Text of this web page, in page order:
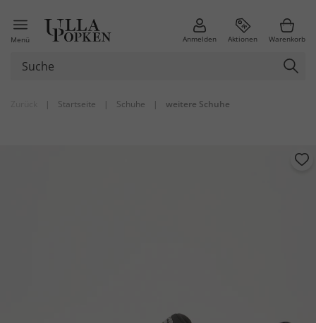
Menü Anmelden Aktionen Warenkorb
| Startseite | Schuhe | weitere Schuhe